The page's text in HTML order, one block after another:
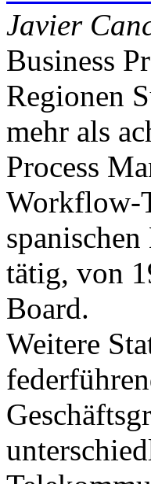
Javier
Business
Regionen
mehr als
Process
Workflow-
tätig, von
Board.
Weitere